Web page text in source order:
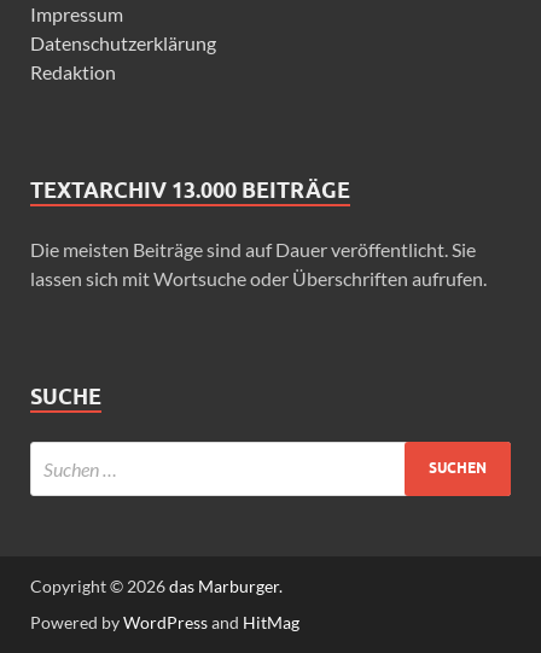
Impressum
Datenschutzerklärung
Redaktion
TEXTARCHIV 13.000 BEITRÄGE
Die meisten Beiträge sind auf Dauer veröffentlicht. Sie
lassen sich mit Wortsuche oder Überschriften aufrufen.
SUCHE
Copyright © 2026das Marburger.
Powered byWordPressand HitMag